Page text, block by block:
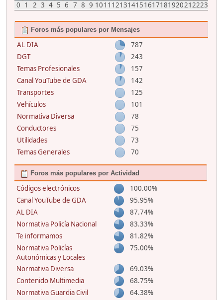
0 1 2 3 4 5 6 7 8 9 1011 121314151617181920212223
Foros más populares por Mensajes
AL DIA
787
DGT
243
Temas Profesionales
157
Canal YouTube de GDA
142
Transportes
125
Vehículos
101
Normativa Diversa
78
Conductores
75
Utilidades
73
Temas Generales
70
Foros más populares por Actividad
Códigos electrónicos
100.00%
Canal YouTube de GDA
95.95%
AL DIA
87.74%
Normativa Policía Nacional
83.33%
Te informamos
81.82%
Normativa Policías
Autonómicas y Locales
75.00%
Normativa Diversa
69.03%
Contenido Multimedia
68.75%
Normativa Guardia Civil
64.38%